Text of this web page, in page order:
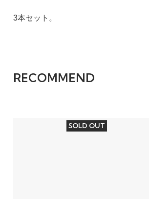
3本セット。
RECOMMEND
SOLD OUT